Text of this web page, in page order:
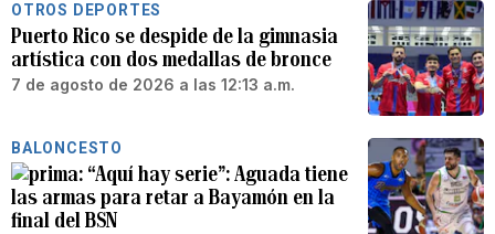
OTROS DEPORTES
Puerto Rico se despide de la gimnasia
artística con dos medallas de bronce
7 de agosto de 2026 a las 12:13 a.m.
BALONCESTO
“Aquí hay serie”: Aguada tiene
las armas para retar a Bayamón en la
final del BSN